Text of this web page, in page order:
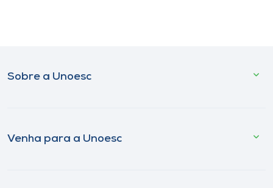
Sobre a Unoesc
Venha para a Unoesc